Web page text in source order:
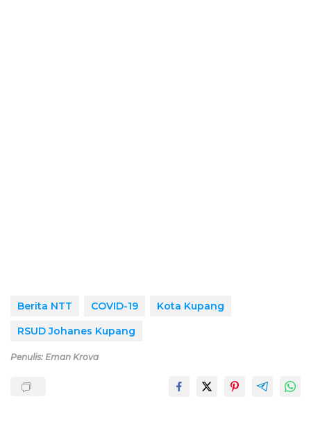
Berita NTT COVID-19
Kota Kupang
RSUD Johanes Kupang
Penulis: Eman Krova